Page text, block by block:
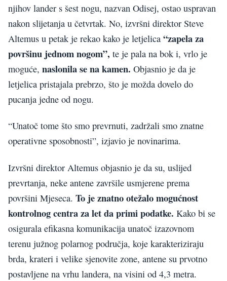
njihov lander s šest nogu, nazvan Odisej, ostao uspravan
nakon slijetanja u četvrtak. No, izvršni direktor Steve
Altemus u petak je rekao kako je letjelica “zapela za
površinu jednom nogom”, te je pala na bok i, vrlo je
moguće, naslonila se na kamen. Objasnio je da je
letjelica pristajala prebrzo, što je možda dovelo do
pucanja jedne od nogu.
“Unatoč tome što smo prevrnuti, zadržali smo znatne
operativne sposobnosti”, izjavio je novinarima.
Izvršni direktor Altemus objasnio je da su, uslijed
prevrtanja, neke antene završile usmjerene prema
površini Mjeseca. To je znatno otežalo mogućnost
kontrolnog centra za let da primi podatke. Kako bi se
osigurala efikasna komunikacija unatoč izazovnom
terenu južnog polarnog područja, koje karakteriziraju
brda, krateri i velike sjenovite zone, antene su prvotno
postavljene na vrhu landera, na visini od 4,3 metra.